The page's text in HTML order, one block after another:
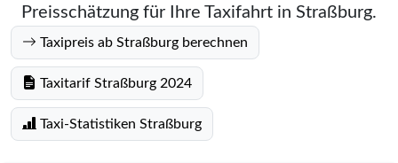
Preisschätzung für Ihre Taxifahrt in Straßburg.
Taxipreis ab Straßburg berechnen
Taxitarif Straßburg 2024
Taxi-Statistiken Straßburg